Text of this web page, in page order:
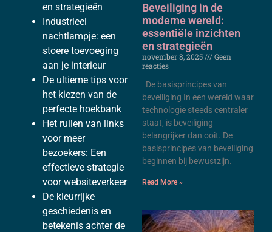
en strategieën
Industrieel
nachtlampje: een
stoere toevoeging
aan je interieur
De ultieme tips voor
het kiezen van de
perfecte hoekbank
Het ⁣ruilen van links
voor meer
bezoekers: Een
effectieve strategie
voor ⁤websiteverkeer
De kleurrijke
geschiedenis en
betekenis achter de
Beveiliging in de
moderne wereld:
essentiële inzichten
en strategieën
november 8, 2025
Geen
reacties
De basisprincipes van
beveiliging In een wereld waar
technologie steeds centraler
staat, is beveiliging
belangrijker dan ooit. De
basisprincipes van beveiliging
beginnen bij bewustzijn.
Read More »